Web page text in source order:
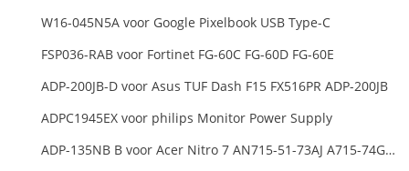
W16-045N5A voor Google Pixelbook USB Type-C
FSP036-RAB voor Fortinet FG-60C FG-60D FG-60E
ADP-200JB-D voor Asus TUF Dash F15 FX516PR ADP-200JB
ADPC1945EX voor philips Monitor Power Supply
ADP-135NB B voor Acer Nitro 7 AN715-51-73AJ A715-74G-52B0 Notebook